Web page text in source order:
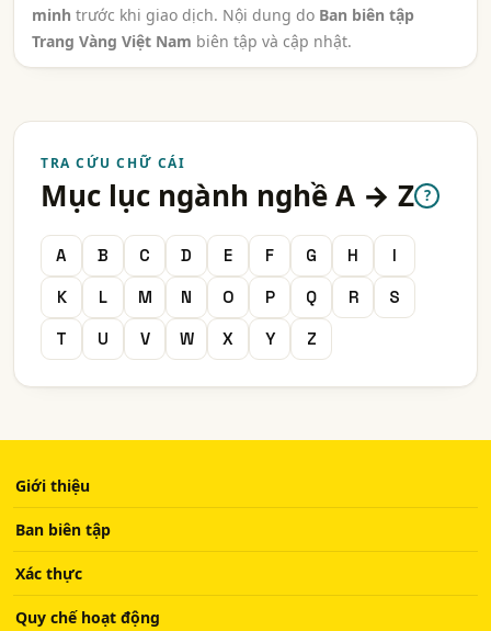
minh trước khi giao dịch. Nội dung do Ban biên tập
Trang Vàng Việt Nam biên tập và cập nhật.
TRA CỨU CHỮ CÁI
Mục lục ngành nghề A → Z ?
A B C D E F G H
I
K
L M N O P Q R
S
T
U V W X Y Z
Giới thiệu
Ban biên tập
Xác thực
Quy chế hoạt động